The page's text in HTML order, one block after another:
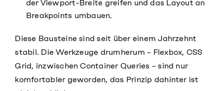
der Viewport-Breite greifen und das Layout an
Breakpoints umbauen.
Diese Bausteine sind seit über einem Jahrzehnt
stabil. Die Werkzeuge drumherum – Flexbox, CSS
Grid, inzwischen Container Queries – sind nur
komfortabler geworden, das Prinzip dahinter ist